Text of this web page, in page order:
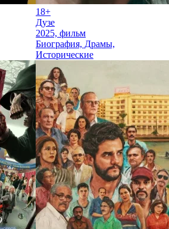
18+
Дузе
2025, фильм
Биография, Драмы,
Исторические